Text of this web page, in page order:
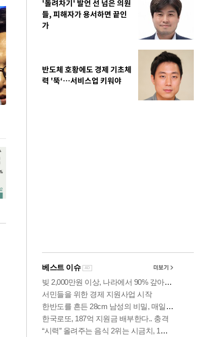
'돌려차기' 발언 선 넘은 의원
들, 피해자가 용서하면 끝인
가
반도체 호황에도 경제 기초체
력 '뚝‘…서비스업 키워야